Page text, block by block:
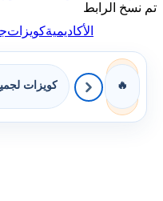
تم نسخ الرابط
الأكاديميةكويزات
🔥 كويزات